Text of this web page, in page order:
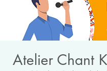
Atelier Chant